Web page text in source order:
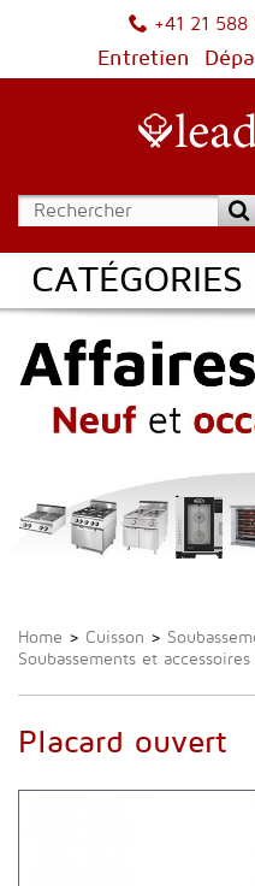
+41 21 588
Entretien
CATÉGORIES
Home > Cuisson >
Soubassements et accessoires
Placard ouvert